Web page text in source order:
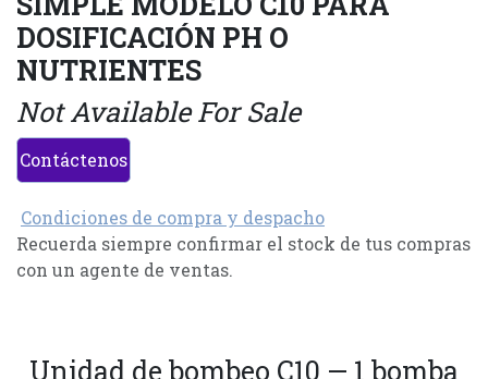
DOSIFICACIÓN PH O
NUTRIENTES
Not Available For Sale
Contáctenos
Condiciones de compra y despacho
Recuerda siempre confirmar el stock de tus compras
con un agente de ventas.
Unidad de bombeo C10 — 1 bomba